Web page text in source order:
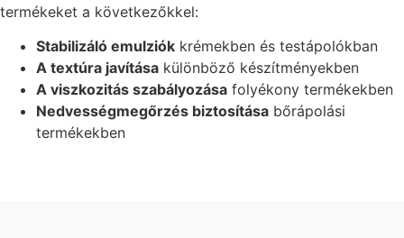
termékeket a következőkkel:
Stabilizáló emulziók krémekben és testápolókban
A textúra javítása különböző készítményekben
A viszkozitás szabályozása folyékony termékekben
Nedvességmegőrzés biztosítása bőrápolási
termékekben